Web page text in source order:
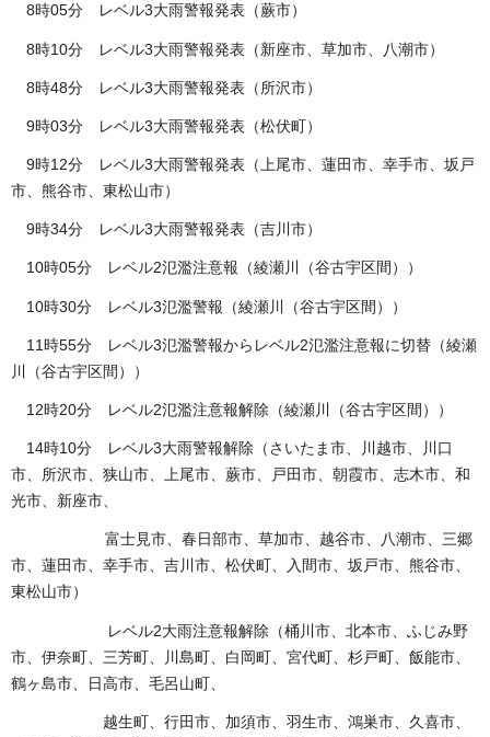
8時05分 レベル3大雨警報発表（蕨市）
8時10分 レベル3大雨警報発表（新座市、草加市、八潮市）
8時48分 レベル3大雨警報発表（所沢市）
9時03分 レベル3大雨警報発表（松伏町）
9時12分 レベル3大雨警報発表（上尾市、蓮田市、幸手市、坂戸
市、熊谷市、東松山市）
9時34分 レベル3大雨警報発表（吉川市）
10時05分 レベル2氾濫注意報（綾瀬川（谷古宇区間））
10時30分 レベル3氾濫警報（綾瀬川（谷古宇区間））
11時55分 レベル3氾濫警報からレベル2氾濫注意報に切替（綾瀬
川（谷古宇区間））
12時20分 レベル2氾濫注意報解除（綾瀬川（谷古宇区間））
14時10分 レベル3大雨警報解除（さいたま市、川越市、川口
市、所沢市、狭山市、上尾市、蕨市、戸田市、朝霞市、志木市、和
光市、新座市、
富士見市、春日部市、草加市、越谷市、八潮市、三郷
市、蓮田市、幸手市、吉川市、松伏町、入間市、坂戸市、熊谷市、
東松山市）
レベル2大雨注意報解除（桶川市、北本市、ふじみ野
市、伊奈町、三芳町、川島町、白岡町、宮代町、杉戸町、飯能市、
鶴ヶ島市、日高市、毛呂山町、
越生町、行田市、加須市、羽生市、鴻巣市、久喜市、